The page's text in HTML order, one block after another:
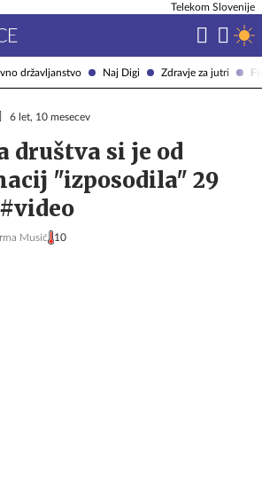
državljanstvo Naj Digi Zdravje za jutri
Telekom Slovenije
6 let, 10 mesecev
društva si je od
"izposodila" 29
Musić 10